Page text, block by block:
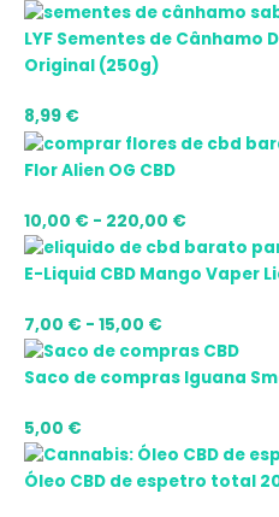
LYF Sementes de Cânhamo
Original (250g)
8,99 €
Flor Alien OG CBD
10,00 € - 220,00 €
E-Liquid CBD Mango Vaper
7,00 € - 15,00 €
Saco de compras Iguana
5,00 €
Óleo CBD de espetro total